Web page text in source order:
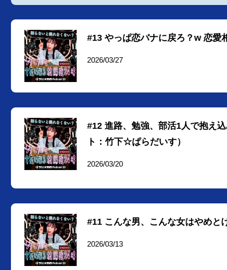
#13 やっぱ恋バナに戻ろ？w 恋愛
2026/03/27
#12 進路、勉強、部活1人で抱え
ト：竹下☆ぱらだいす）
2026/03/20
#11 こんな男、こんな女はやめと
2026/03/13